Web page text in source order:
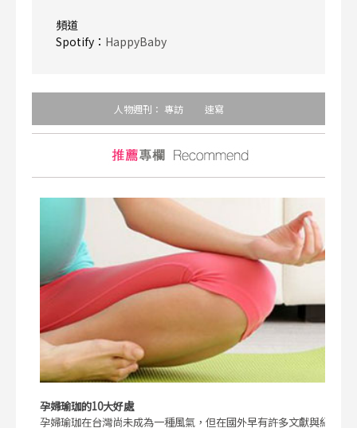
頻道
Spotify： HappyBaby
人物週刊： 專訪 速寫
孕婦瑜珈的10大好處
孕婦瑜珈在台灣尚未成為一種風氣，但在國外早有許多文獻與紀